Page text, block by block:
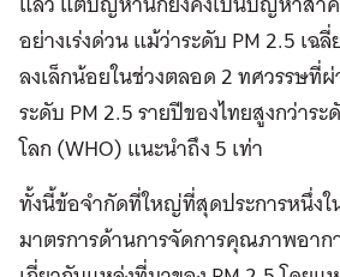
อย่างเร่งด่วน แม้ว่าระดับ PM 2.5 เฉ
ลงเล็กน้อยในช่วงตลอด 2 ทศวรรษที่
ระดับ PM 2.5 รายปีของไทยสูงกว่าร
โลก (WHO) แนะนำถึง 5 เท่า
ทั้งนี้ข้อจำกัดที่ใหญ่ที่สุดประการหนึ่ง
มาตรการด้านการจัดการคุณภาพอา